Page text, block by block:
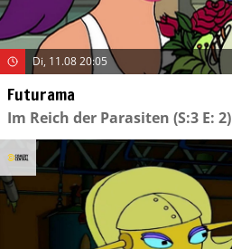
Di, 11.08 20:05
Futurama
Im Reich der Parasiten (S:3 E: 2)